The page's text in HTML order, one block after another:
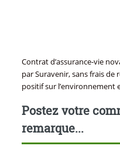
Contrat d’assurance-vie
par Suravenir, sans frais de
positif sur l’environnement
Postez votre
remarque...